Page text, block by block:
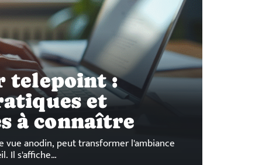
telepoint :
et
à connaître
vue anodin, peut transformer l'ambiance
Il s'affiche…